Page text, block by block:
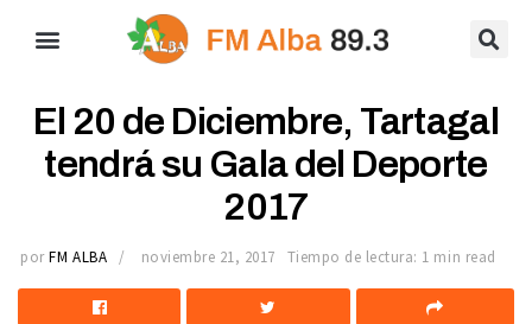
El 20 de Diciembre, Tartagal
tendrá su Gala del Deporte
2017
por FM ALBA noviembre 21, 2017 Tiempo de lectura: 1 min read